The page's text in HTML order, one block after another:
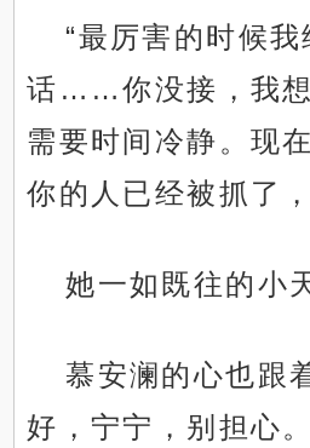
“最厉害的时候
话……你没接，我
需要时间冷静。现
你的人已经被抓了
她一如既往的小
慕安澜的心也跟
好，宁宁，别担心